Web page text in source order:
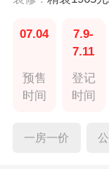
07.04
预售
时间
7.9-
7.11
登记
时间
一房一价